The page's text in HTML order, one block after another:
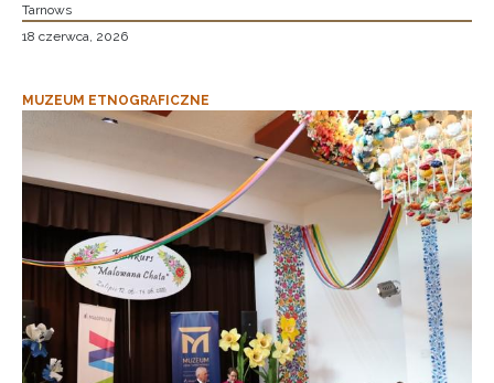
Tarnows
18 czerwca, 2026
MUZEUM ETNOGRAFICZNE